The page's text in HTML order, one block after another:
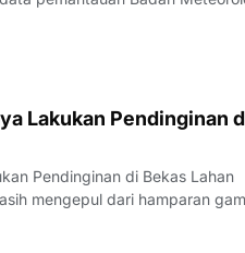
07.00 WIB, konsentrasi
Lakukan Pendinginan
Pendinginan di Bekas Lahan
mengepul dari hamparan
Sungai Raya, Kamis